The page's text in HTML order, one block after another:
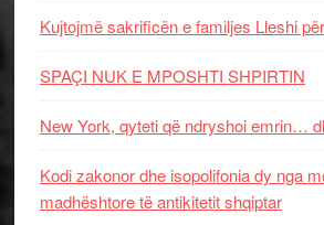
Kujtojmë sakrificën e familjes Lleshi
SPAÇI NUK E MPOSHTI SHPIRTIN
New York, qyteti që ndryshoi emrin…
Kodi zakonor dhe isopolifonia dy nga
madhështore të antikitetit shqiptar